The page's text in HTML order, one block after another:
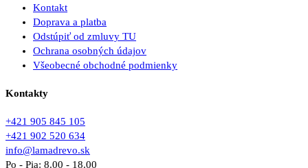
Kontakt
Doprava a platba
Odstúpiť od zmluvy TU
Ochrana osobných údajov
Všeobecné obchodné podmienky
Kontakty
+421 905 845 105
+421 902 520 634
info@lamadrevo.sk
Po - Pia: 8.00 - 18.00